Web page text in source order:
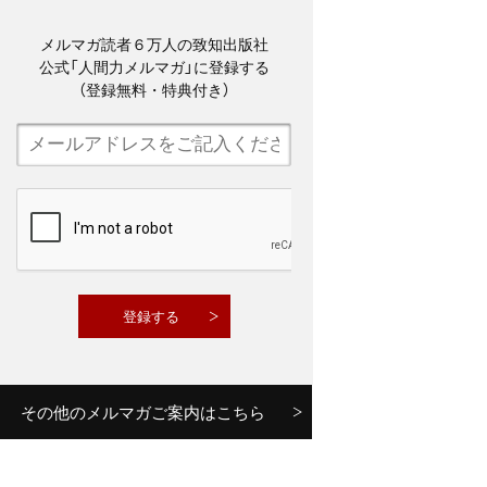
メルマガ読者６万人の致知出版社
公式「人間力メルマガ」に登録する
（登録無料・特典付き）
その他のメルマガご案内はこちら